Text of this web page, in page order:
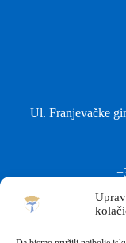
Ul. Franjevačke